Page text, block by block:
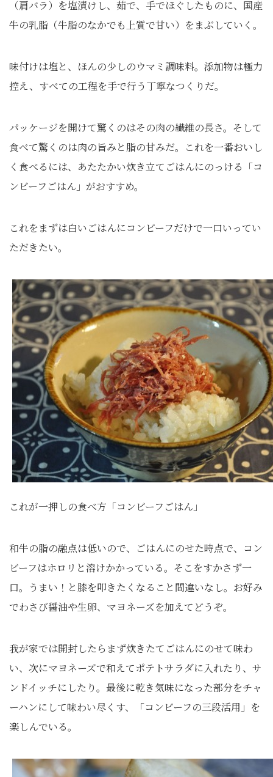
（肩バラ）を塩漬けし、茹で、手でほぐしたものに、国産
牛の乳脂（牛脂のなかでも上質で甘い）をまぶしていく。
味付けは塩と、ほんの少しのウマミ調味料。添加物は極力
控え、すべての工程を手で行う丁寧なつくりだ。
パッケージを開けて驚くのはその肉の繊維の長さ。そして
食べて驚くのは肉の旨みと脂の甘みだ。これを一番おいし
く食べるには、あたたかい炊き立てごはんにのっける「コ
ンビーフごはん」がおすすめ。
これをまずは白いごはんにコンビーフだけで一口いってい
ただきたい。
これが一押しの食べ方「コンビーフごはん」
和牛の脂の融点は低いので、ごはんにのせた時点で、コン
ビーフはホロリと溶けかかっている。そこをすかさず一
口。うまい！と膝を叩きたくなること間違いなし。お好み
でわさび醤油や生卵、マヨネーズを加えてどうぞ。
我が家では開封したらまず炊きたてごはんにのせて味わ
い、次にマヨネーズで和えてポテトサラダに入れたり、サ
ンドイッチにしたり。最後に乾き気味になった部分をチャ
ーハンにして味わい尽くす、「コンビーフの三段活用」を
楽しんでいる。